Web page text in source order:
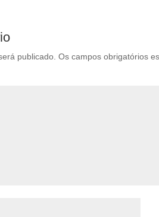
publicado. Os campos obrigatórios